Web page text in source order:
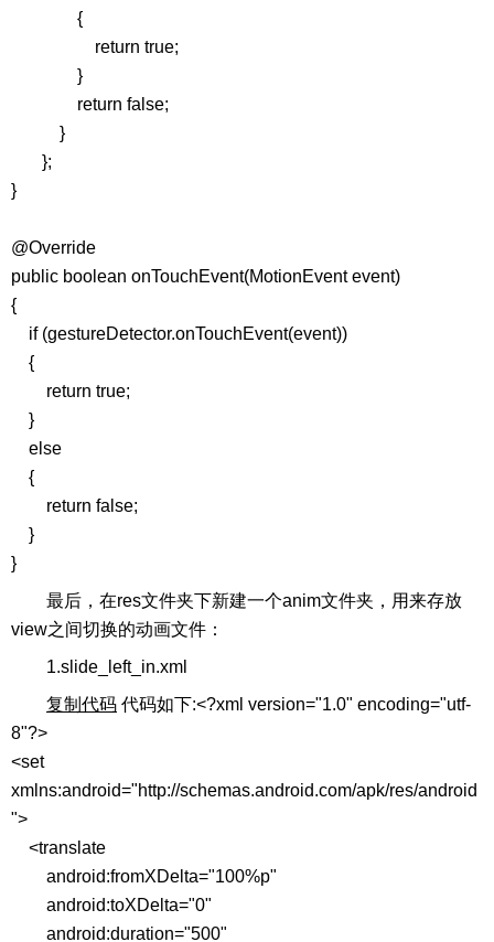
{
return true;
}
return false;
}
};
}
@Override
public boolean onTouchEvent(MotionEvent event)
{
if (gestureDetector.onTouchEvent(event))
{
return true;
}
else
{
return false;
}
}
最后，在res文件夹下新建一个anim文件夹，用来存放
view之间切换的动画文件：
1.slide_left_in.xml
复制代码 代码如下:<?xml version="1.0" encoding="utf-
8"?>
<set
xmlns:android="http://schemas.android.com/apk/res/android
">
<translate
android:fromXDelta="100%p"
android:toXDelta="0"
android:duration="500"